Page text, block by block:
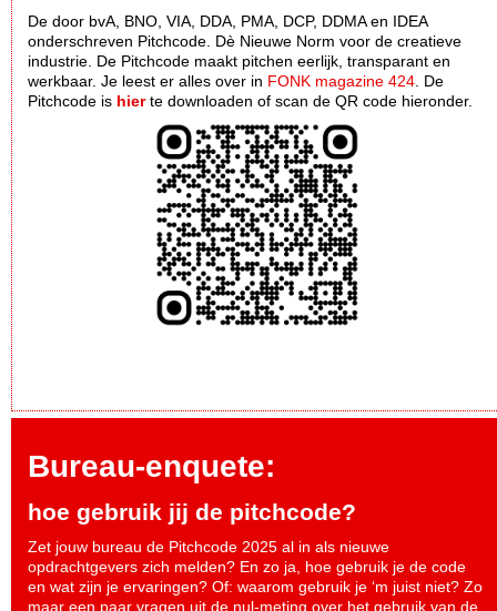
De door bvA, BNO, VIA, DDA, PMA, DCP, DDMA en IDEA
onderschreven Pitchcode. Dè Nieuwe Norm voor de creatieve
industrie. De Pitchcode maakt pitchen eerlijk, transparant en
werkbaar. Je leest er alles over in FONK magazine 424 . De
Pitchcode is hierte downloaden of scan de QR code hieronder.
Bureau-enquete:
hoe gebruik jij de pitchcode?
Zet jouw bureau de Pitchcode 2025 al in als nieuwe
opdrachtgevers zich melden? En zo ja, hoe gebruik je de code
en wat zijn je ervaringen? Of: waarom gebruik je ‘m juist niet? Zo
maar een paar vragen uit de nul-meting over het gebruik van de